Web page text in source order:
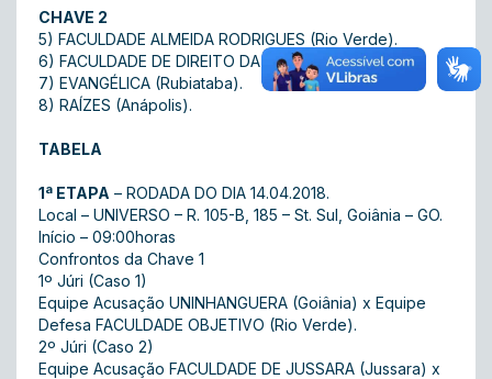
CHAVE 2
5) FACULDADE ALMEIDA RODRIGUES (Rio Verde).
6) FACULDADE DE DIREITO DA UFG (Goiás)
7) EVANGÉLICA (Rubiataba).
8) RAÍZES (Anápolis).
TABELA
1ª ETAPA – RODADA DO DIA 14.04.2018.
Local – UNIVERSO – R. 105-B, 185 – St. Sul, Goiânia – GO.
Início – 09:00horas
Confrontos da Chave 1
1º Júri (Caso 1)
Equipe Acusação UNINHANGUERA (Goiânia) x Equipe
Defesa FACULDADE OBJETIVO (Rio Verde).
2º Júri (Caso 2)
Equipe Acusação FACULDADE DE JUSSARA (Jussara) x